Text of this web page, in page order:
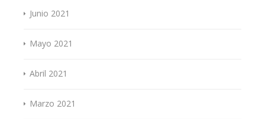
Junio 2021
Mayo 2021
Abril 2021
Marzo 2021